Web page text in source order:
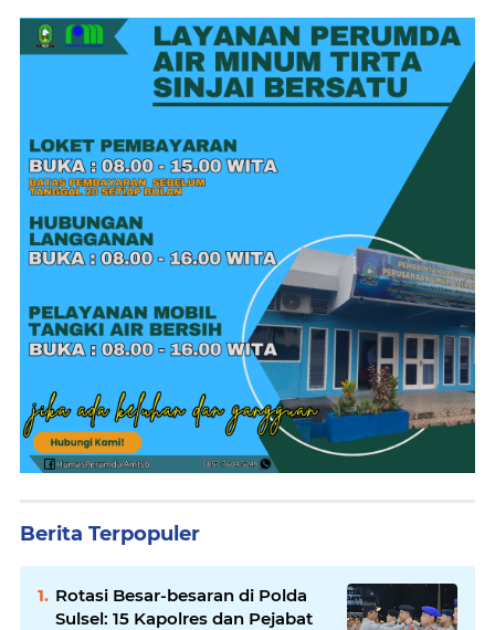
Berita Terpopuler
Rotasi Besar-besaran di Polda
Sulsel: 15 Kapolres dan Pejabat